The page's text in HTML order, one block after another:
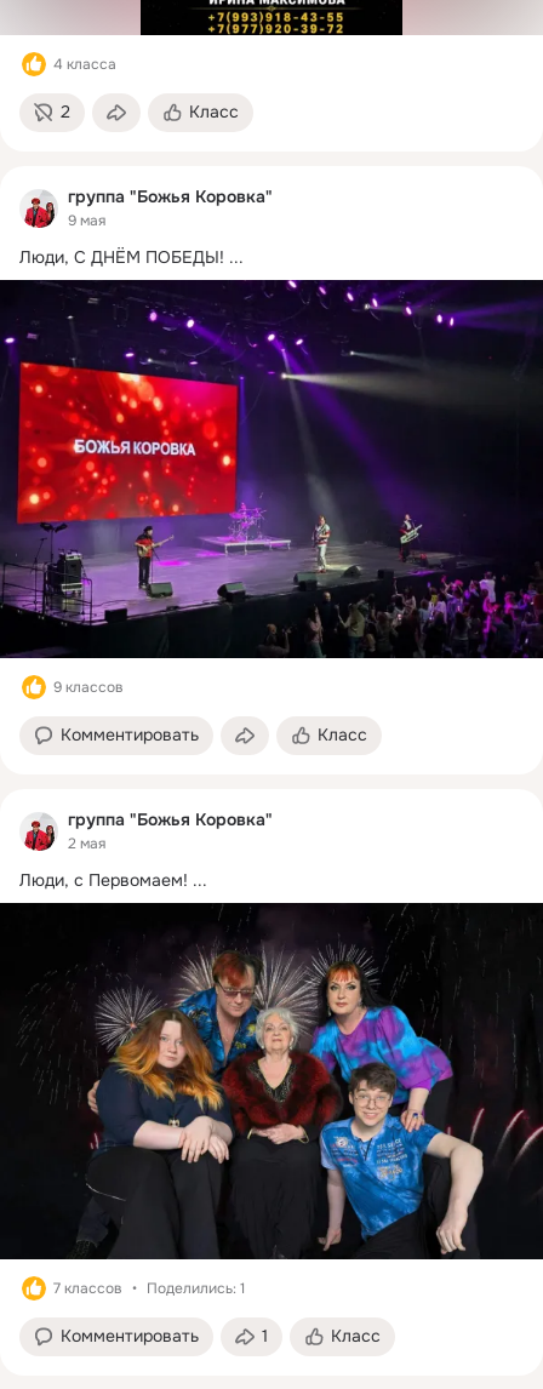
4 класса
2 Класс
группа "Божья Коровка"
9 мая
Люди, С ДНЁМ ПОБЕДЫ! ...
9 классов
Комментировать Класс
группа "Божья Коровка"
2 мая
Люди, с Первомаем! ...
7 классов Поделились: 1
Комментировать 1 Класс